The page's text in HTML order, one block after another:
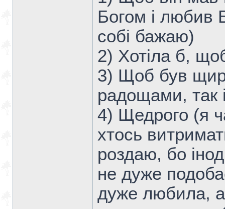
Богом і любив
собі бажаю)
2) Хотіла б,
3) Щоб був
радощами, так
4) Щедрого (я
хтось
роздаю, бо
не дуже
дуже любила,